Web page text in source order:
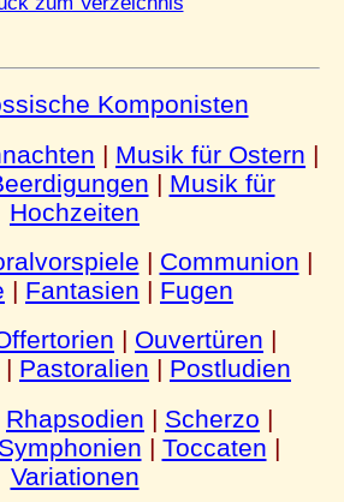
Komponisten
| Musik für Ostern |
| Musik für
Hochzeiten
| Communion |
| Fantasien | Fugen
| Ouvertüren |
| Pastoralien | Postludien
Rhapsodien | Scherzo |
| Toccaten |
Variationen